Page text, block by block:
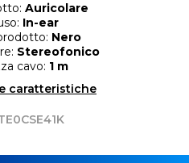
Auricolare
In-ear
Nero
Stereofonico
cavo: 1 m
caratteristiche